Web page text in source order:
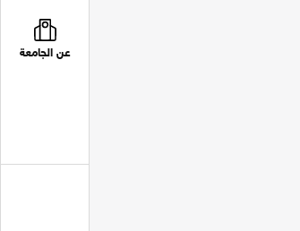
عن الجامعة